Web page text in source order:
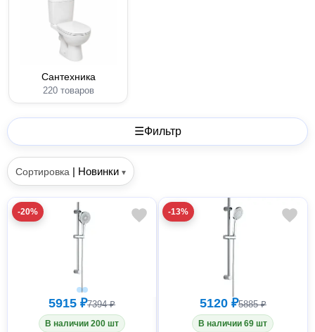
Сантехника
220 товаров
☰Фильтр
Сортировка | Новинки ▾
-20%
5915 ₽7394 ₽
В наличии 200 шт
-13%
5120 ₽5885 ₽
В наличии 69 шт